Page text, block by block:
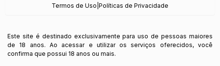
Termos de Uso Políticas de Privacidade
Este site é destinado exclusivamente para uso de pessoas maiores
de 18 anos. Ao acessar e utilizar os serviços oferecidos, você
confirma que possui 18 anos ou mais.